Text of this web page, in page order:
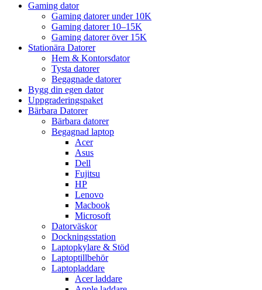
Gaming dator
Gaming datorer under 10K
Gaming datorer 10–15K
Gaming datorer över 15K
Stationära Datorer
Hem & Kontorsdator
Tysta datorer
Begagnade datorer
Bygg din egen dator
Uppgraderingspaket
Bärbara Datorer
Bärbara datorer
Begagnad laptop
Acer
Asus
Dell
Fujitsu
HP
Lenovo
Macbook
Microsoft
Datorväskor
Dockningsstation
Laptopkylare & Stöd
Laptoptillbehör
Laptopladdare
Acer laddare